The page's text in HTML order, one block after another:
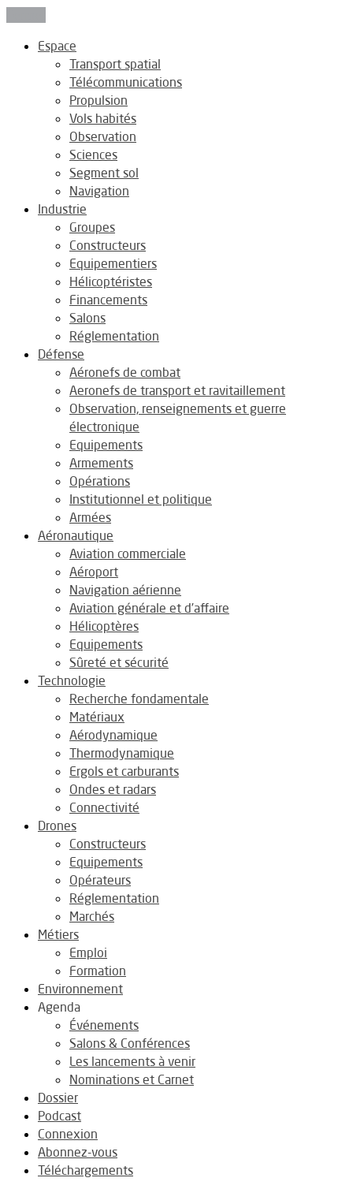
Espace
Transport spatial
Télécommunications
Propulsion
Vols habités
Observation
Sciences
Segment sol
Navigation
Industrie
Groupes
Constructeurs
Equipementiers
Hélicoptéristes
Financements
Salons
Réglementation
Défense
Aéronefs de combat
Aeronefs de transport et ravitaillement
Observation, renseignements et guerre
électronique
Equipements
Armements
Opérations
Institutionnel et politique
Armées
Aéronautique
Aviation commerciale
Aéroport
Navigation aérienne
Aviation générale et d’affaire
Hélicoptères
Equipements
Sûreté et sécurité
Technologie
Recherche fondamentale
Matériaux
Aérodynamique
Thermodynamique
Ergols et carburants
Ondes et radars
Connectivité
Drones
Constructeurs
Equipements
Opérateurs
Réglementation
Marchés
Métiers
Emploi
Formation
Environnement
Agenda
Événements
Salons & Conférences
Les lancements à venir
Nominations et Carnet
Dossier
Podcast
Connexion
Abonnez-vous
Téléchargements